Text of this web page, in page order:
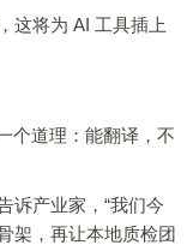
将为 AI 工具插上
道理：能翻译，不
产业家，“我们今
架，再让本地质检团